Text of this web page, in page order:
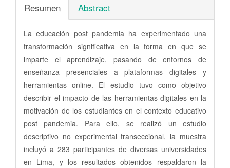
Resumen Abstract
La educación post pandemia ha experimentado una
transformación significativa en la forma en que se
imparte el aprendizaje, pasando de entornos de
enseñanza presenciales a plataformas digitales y
herramientas online. El estudio tuvo como objetivo
describir el impacto de las herramientas digitales en la
motivación de los estudiantes en el contexto educativo
post pandemia. Para ello, se realizó un estudio
descriptivo no experimental transeccional, la muestra
incluyó a 283 participantes de diversas universidades
en Lima, y los resultados obtenidos respaldaron la